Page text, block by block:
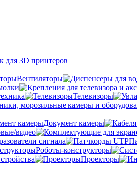
для 3D принтеров
Вентиляторы
Телевизоры
морозильные камеры и
Документ камеры
видео
сигнала
Роботы-конструкторы
Проекторы